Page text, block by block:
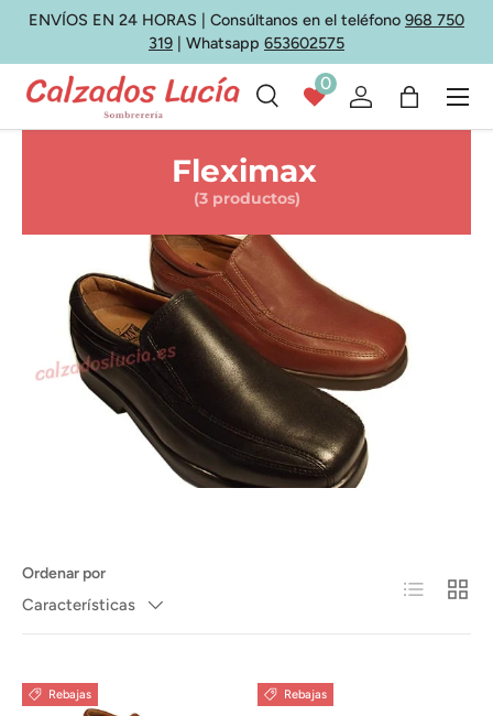
Ir al contenido
ENVÍOS EN 24 HORAS | Consúltanos en el teléfono 968 750
319 | Whatsapp 653602575
Buscar
Tipo de producto
Buscar
0
Iniciar sesión
Bolsa
Menú
Fleximax
(3 productos)
Ordenar por
Características
Lista
Rebajas Rebajas